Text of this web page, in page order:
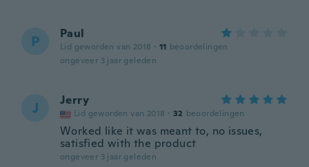
P Paul
Lid geworden van 2018 · 11 beoordelingen
ongeveer 3 jaar geleden
J Jerry
Lid geworden van 2018 · 32 beoordelingen
Worked like it was meant to, no issues,
satisfied with the product
ongeveer 3 jaar geleden